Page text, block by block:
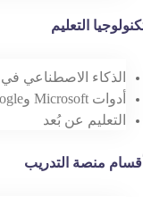
التعليم
الذكاء الاصطناعي في
أدوات Microsoft وGoogle للتعليم
التعليم عن بُعد
منصة التدريب